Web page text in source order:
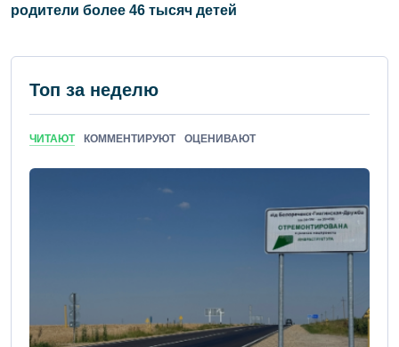
родители более 46 тысяч детей
Топ за неделю
ЧИТАЮТ КОММЕНТИРУЮТ ОЦЕНИВАЮТ